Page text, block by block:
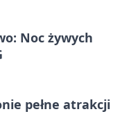
Noc żywych
pełne atrakcji